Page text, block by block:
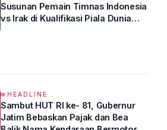
Susunan Pemain Timnas Indonesia
vs Irak di Kualifikasi Piala Dunia
HEADLINE
Sambut HUT RI ke- 81, Gubernur
Jatim Bebaskan Pajak dan Bea